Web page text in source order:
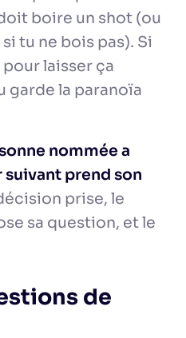
boire un shot (ou
tu ne bois pas). Si
laisser ça
garde la paranoïa
nommée a
prend son
prise, le
sa question, et le
de